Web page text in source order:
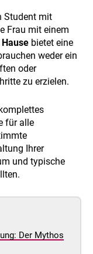
Student mit
Frau mit einem
bietet eine
weder ein
oder
zu erzielen.
für alle
Ihrer
und typische
Der Mythos